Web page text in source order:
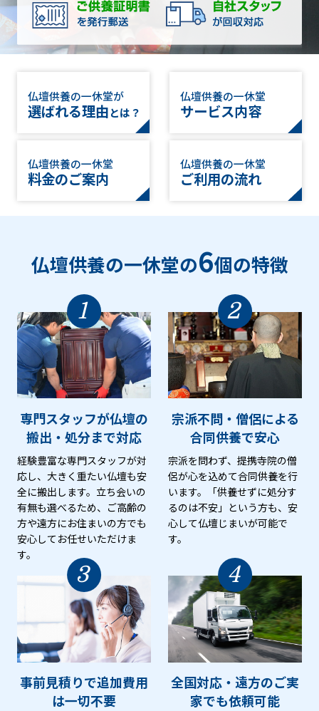
仏壇供養の一休堂が
選ばれる理由とは？
仏壇供養の一休堂
サービス内容
仏壇供養の一休堂
料金のご案内
仏壇供養の一休堂
ご利用の流れ
仏壇供養の一休堂の6個の特徴
1
専門スタッフが仏壇の
搬出・処分まで対応
経験豊富な専門スタッフが対
応し、大きく重たい仏壇も安
全に搬出します。立ち会いの
有無も選べるため、ご高齢の
方や遠方にお住まいの方でも
安心してお任せいただけま
す。
2
宗派不問・僧侶による
合同供養で安心
宗派を問わず、提携寺院の僧
侶が心を込めて合同供養を行
います。「供養せずに処分す
るのは不安」という方も、安
心して仏壇じまいが可能で
す。
3
事前見積りで追加費用
は一切不要
4
全国対応・遠方のご実
家でも依頼可能